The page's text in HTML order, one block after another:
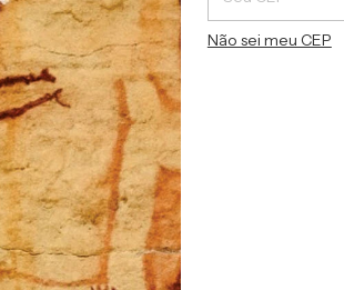
Não sei meu CEP